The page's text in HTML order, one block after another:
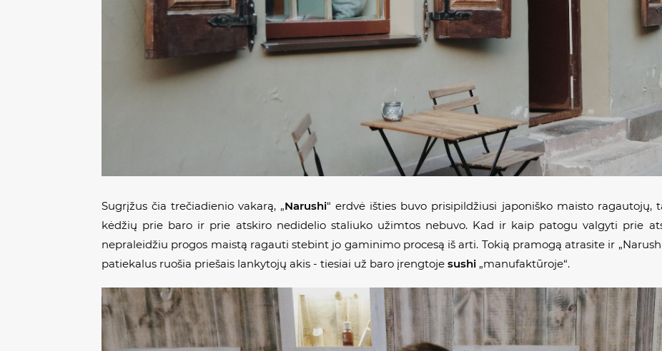
Sugrįžus čia trečiadienio vakarą, „Narushi“ erdvė išties buvo prisipildžiusi japoniško maisto ragautojų,
kėdžių prie baro ir prie atskiro nedidelio staliuko užimtos nebuvo. Kad ir kaip patogu valgyti prie
nepraleidžiu progos maistą ragauti stebint jo gaminimo procesą iš arti. Tokią pramogą atrasite ir
patiekalus ruošia priešais lankytojų akis - tiesiai už baro įrengtoje sushi „manufaktūroje“.